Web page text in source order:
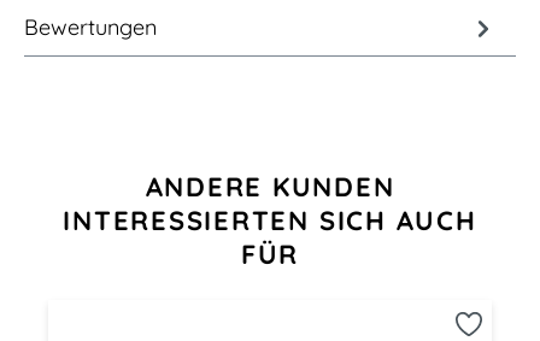
Bewertungen
Produktgalerie überspringen
ANDERE KUNDEN
INTERESSIERTEN SICH AUCH
FÜR